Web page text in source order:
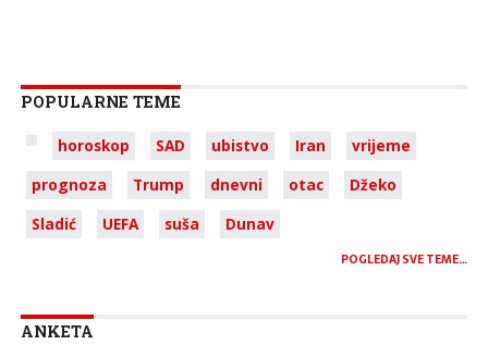
POPULARNE TEME
horoskop SAD ubistvo Iran
vrijeme
prognoza
Trump dnevni otac
Džeko
Sladić
UEFA suša Dunav
POGLEDAJ SVE TEME…
ANKETA